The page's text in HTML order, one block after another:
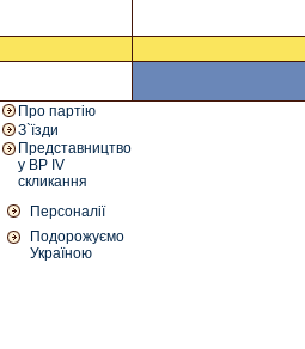
Про партію
З`їзди
Представництво
у ВР IV
скликання
Персоналії
Подорожуємо
Україною